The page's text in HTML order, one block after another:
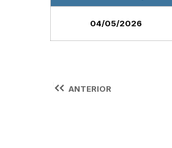
04/05/2026
ANTERIOR